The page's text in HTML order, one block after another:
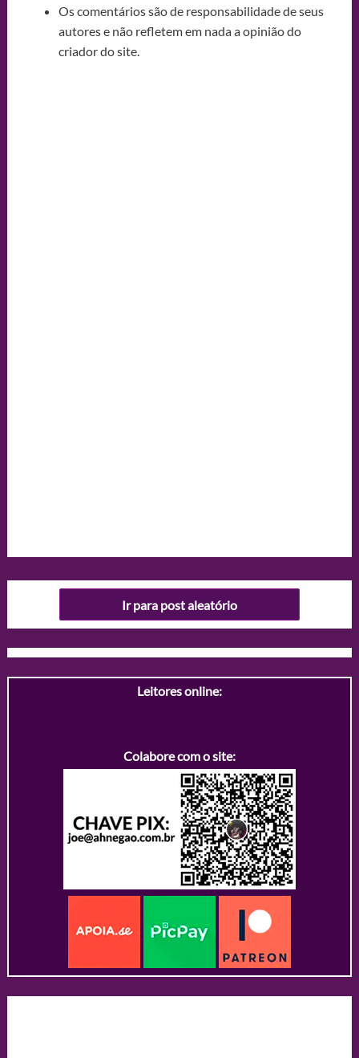
Os comentários são de responsabilidade de seus
autores e não refletem em nada a opinião do
criador do site.
Ir para post aleatório
Leitores online:
Colabore com o site: